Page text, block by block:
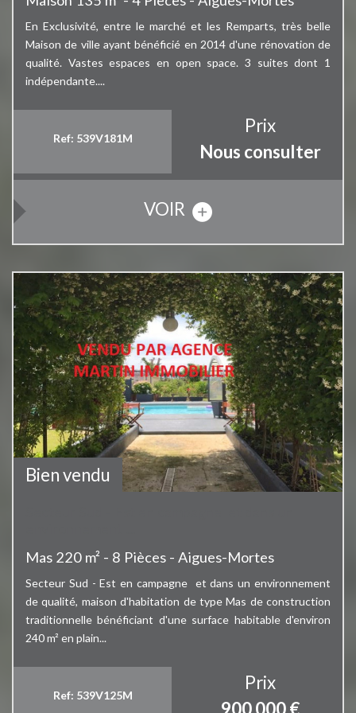
En Exclusivité, entre le marché et les Remparts, très belle
Maison de ville ayant bénéficié en 2014 d'une rénovation de
qualité. Vastes espaces en open space. 3 suites dont 1
indépendante....
Ref: 539V181M
Prix
Nous consulter
VOIR
Bien vendu
Mas 220 m² - 8 Pièces - Aigues-Mortes
Secteur Sud - Est en campagne et dans un environnement
de qualité, maison d'habitation de type Mas de construction
traditionnelle bénéficiant d'une surface habitable d'environ
240 m² en plain...
Ref: 539V125M
Prix
900 000 €